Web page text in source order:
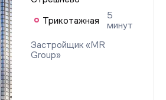
Трикотажная
5
минут
Застройщик «MR
Group»